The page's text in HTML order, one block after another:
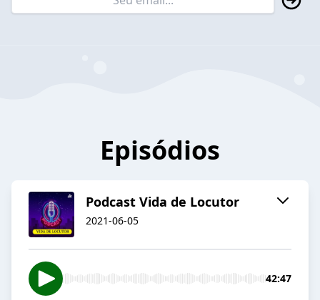
Episódios
Podcast Vida de Locutor
2021-06-05
42:47